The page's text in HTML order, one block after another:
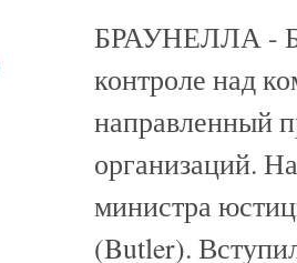
БРАУНЕЛЛА -
контроле над
направленный
организаций.
министра
(Butler).